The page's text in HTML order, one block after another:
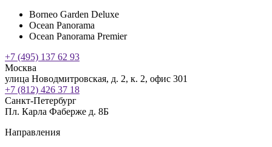
Borneo Garden Deluxe
Ocean Panorama
Ocean Panorama Premier
+7 (495) 137 62 93
Москва
улица Новодмитровская, д. 2, к. 2, офис 301
+7 (812) 426 37 18
Санкт-Петербург
Пл. Карла Фаберже д. 8Б
Направления